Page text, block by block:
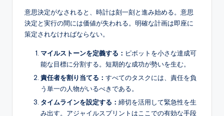
意思決定がなされると、時計は刻一刻と進み始める。意思
決定と実行の間には価値が失われる。明確な計画は即座に
策定されなければならない。
マイルストーンを定義する： ピボットを小さな達成可
能な目標に分割する。短期的な成功が勢いを生む。
責任者を割り当てる： すべてのタスクには、責任を負
う単一の人物がいるべきである。
タイムラインを設定する： 締切を活用して緊急性を生
み出す。アジャイルスプリントはここでの有効な手段